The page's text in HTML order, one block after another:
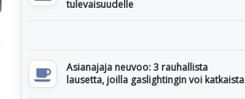
tulevaisuudelle
Asianajaja neuvoo: 3 rauhallista
lausetta, joilla gaslightingin voi katkaista